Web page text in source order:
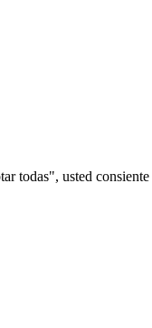
todas", usted